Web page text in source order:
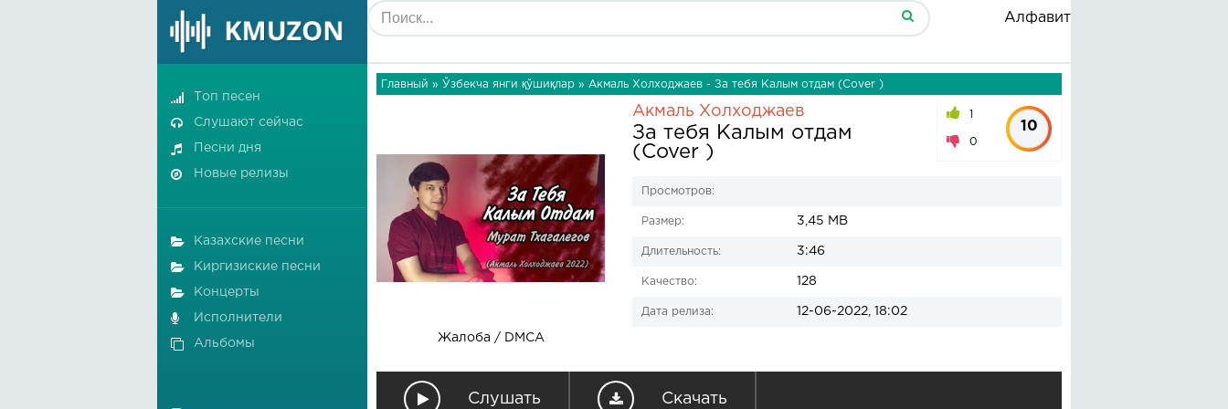
Алфавит
Главный » Ўзбекча янги қўшиқлар » Акмаль Холходжаев - За тебя Калым отдам (Cover )
Жалоба / DMCA
Акмаль Холходжаев
За тебя Калым отдам
(Cover )
1
0
10
Просмотров:
Размер: 3,45 MB
Длительность: 3:46
Качество: 128
Дата релиза: 12-06-2022, 18:02
Слушать Скачать
Топ песен
Слушают сейчас
Песни дня
Новые релизы
Казахские песни
Киргизиские песни
Концерты
Исполнители
Альбомы